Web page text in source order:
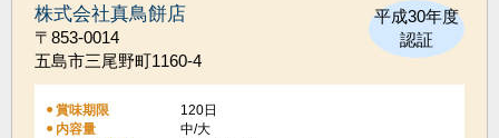
平成30年度
認証
株式会社真鳥餅店
〒853-0014
五島市三尾野町1160-4
賞味期限
120日
内容量
中/大